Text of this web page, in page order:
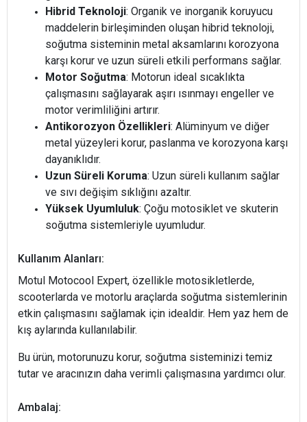
Hibrid Teknoloji: Organik ve inorganik koruyucu
maddelerin birleşiminden oluşan hibrid teknoloji,
soğutma sisteminin metal aksamlarını korozyona
karşı korur ve uzun süreli etkili performans sağlar.
Motor Soğutma: Motorun ideal sıcaklıkta
çalışmasını sağlayarak aşırı ısınmayı engeller ve
motor verimliliğini artırır.
Antikorozyon Özellikleri: Alüminyum ve diğer
metal yüzeyleri korur, paslanma ve korozyona karşı
dayanıklıdır.
Uzun Süreli Koruma: Uzun süreli kullanım sağlar
ve sıvı değişim sıklığını azaltır.
Yüksek Uyumluluk: Çoğu motosiklet ve skuterin
soğutma sistemleriyle uyumludur.
Kullanım Alanları:
Motul Motocool Expert, özellikle motosikletlerde,
scooterlarda ve motorlu araçlarda soğutma sistemlerinin
etkin çalışmasını sağlamak için idealdir. Hem yaz hem de
kış aylarında kullanılabilir.
Bu ürün, motorunuzu korur, soğutma sisteminizi temiz
tutar ve aracınızın daha verimli çalışmasına yardımcı olur.
Ambalaj: